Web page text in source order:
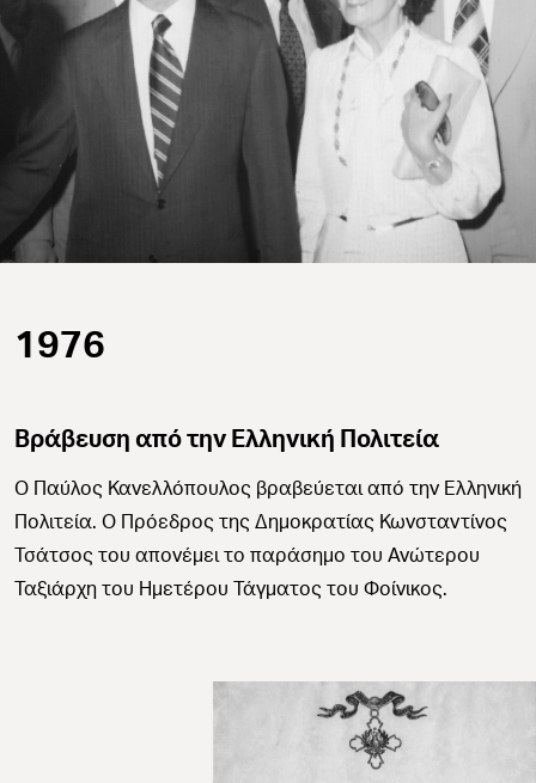
1976
Βράβευση από την Ελληνική Πολιτεία
Ο Παύλος Κανελλόπουλος βραβεύεται από την Ελληνική
Πολιτεία. Ο Πρόεδρος της Δημοκρατίας Κωνσταντίνος
Τσάτσος του απονέμει το παράσημο του Ανώτερου
Ταξιάρχη του Ημετέρου Τάγματος του Φοίνικος.